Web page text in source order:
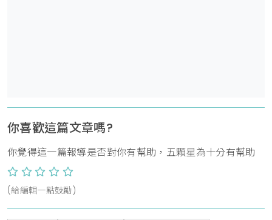
你喜歡這篇文章嗎?
你覺得這一篇報導是否對你有幫助，五顆星為十分有幫助
(給編輯一點鼓勵)